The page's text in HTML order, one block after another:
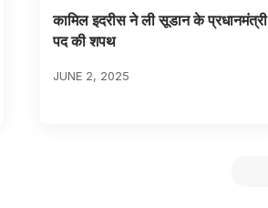
कामिल इदरीस ने ली सूडान के प्रधानमंत्री
पद की शपथ
JUNE 2, 2025